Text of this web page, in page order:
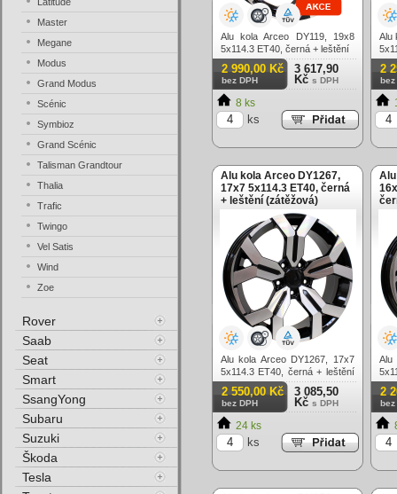
Alu kola Arceo DY119, 19x8
5x114.3 ET40, černá + leštění
2 990,00 Kč
bez DPH
3 617,90
Kč s DPH
8 ks
ks
Alu
2
bez
Alu kola Arceo DY1267,
17x7 5x114.3 ET40, černá
+ leštění (zátěžová)
Alu kola Arceo DY1267, 17x7
5x114.3 ET40, černá + leštění
(zátěžová)
2 550,00 Kč
bez DPH
3 085,50
Kč s DPH
24 ks
ks
Alu
2
bez
Master
Megane
Modus
Grand Modus
Scénic
Symbioz
Grand Scénic
Talisman Grandtour
Thalia
Trafic
Twingo
Vel Satis
Wind
Zoe
Rover
Saab
Seat
Smart
SsangYong
Subaru
Suzuki
Škoda
Tesla